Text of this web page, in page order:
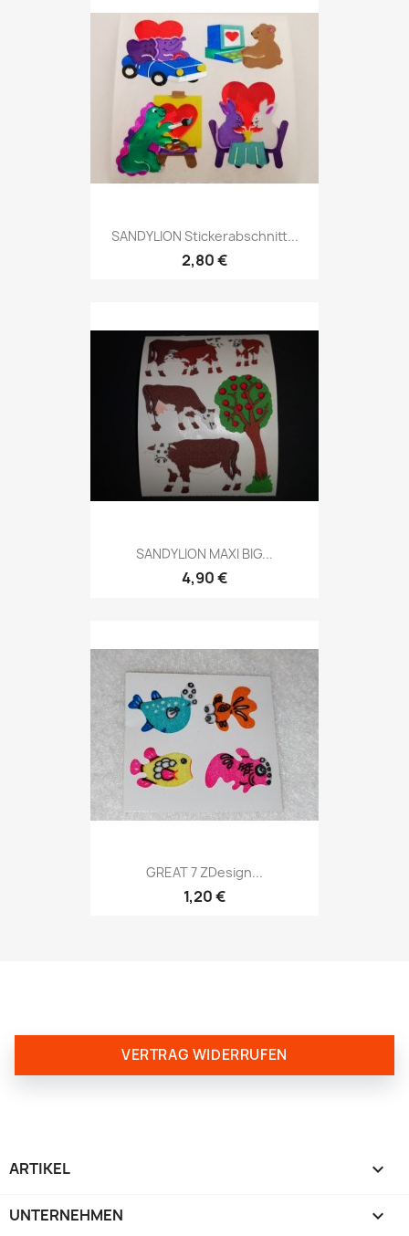
SANDYLION Stickerabschnitt...
2,80 €
SANDYLION MAXI BIG...
4,90 €
GREAT 7 ZDesign...
1,20 €
VERTRAG WIDERRUFEN
ARTIKEL 
UNTERNEHMEN 